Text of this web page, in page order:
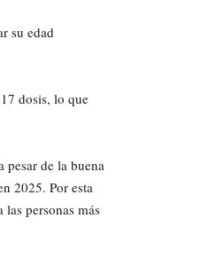
su edad
dosis, lo que
de la buena
2025. Por esta
personas más